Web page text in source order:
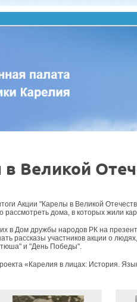
Великой
Акции "Карелы в Великой
дома, в которых жили
в Дом дружбы народов РК на
рассказы участников акции о
и "День Победы".
«Карелия в лицах: История.